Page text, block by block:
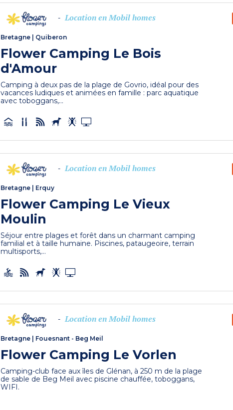
- Location en Mobil homes
Bretagne Quiberon
Flower Camping Le Bois
d'Amour
Camping à deux pas de la plage de Govrio, idéal pour des
vacances ludiques et animées en famille : parc aquatique
avec toboggans,...
- Location en Mobil homes
Bretagne Erquy
Flower Camping Le Vieux
Moulin
Séjour entre plages et forêt dans un charmant camping
familial et à taille humaine. Piscines, pataugeoire, terrain
multisports,...
- Location en Mobil homes
Bretagne Fouesnant - Beg Meil
Flower Camping Le Vorlen
Camping-club face aux îles de Glénan, à 250 m de la plage
de sable de Beg Meil avec piscine chauffée, toboggans,
WIFI.